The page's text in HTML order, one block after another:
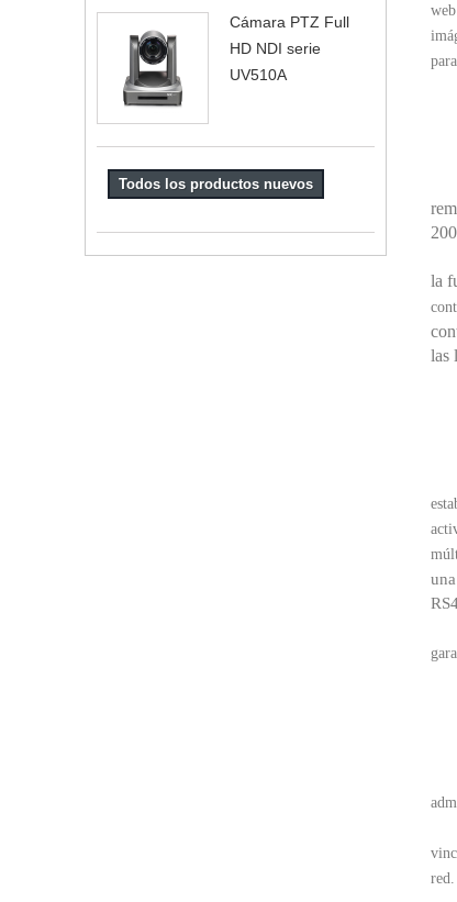
Cámara PTZ Full
HD NDI serie
UV510A
Todos los productos nuevos
la
las
red.